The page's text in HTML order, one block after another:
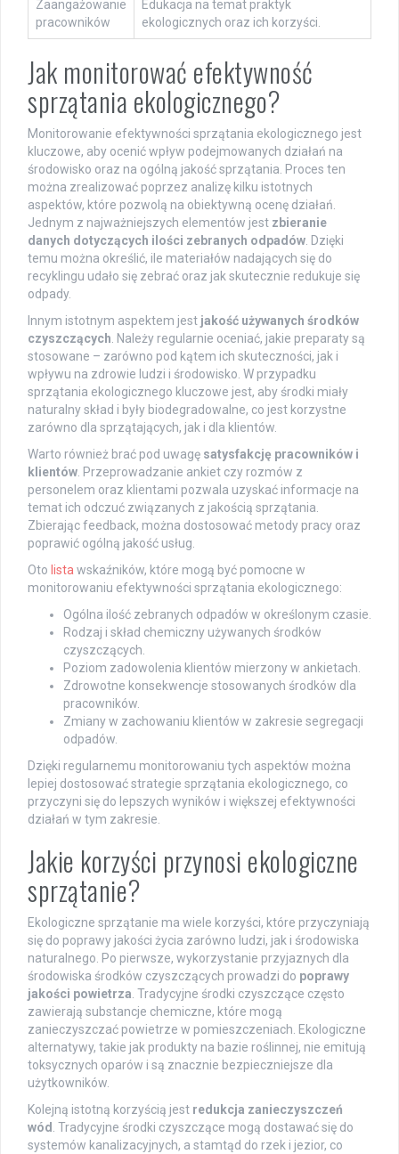
Zaangażowanie
pracowników
Edukacja na temat praktyk
ekologicznych oraz ich korzyści.
Jak monitorować efektywność
sprzątania ekologicznego?
Monitorowanie efektywności sprzątania ekologicznego jest
kluczowe, aby ocenić wpływ podejmowanych działań na
środowisko oraz na ogólną jakość sprzątania. Proces ten
można zrealizować poprzez analizę kilku istotnych
aspektów, które pozwolą na obiektywną ocenę działań.
Jednym z najważniejszych elementów jest zbieranie
danych dotyczących ilości zebranych odpadów . Dzięki
temu można określić, ile materiałów nadających się do
recyklingu udało się zebrać oraz jak skutecznie redukuje się
odpady.
Innym istotnym aspektem jest jakość używanych środków
czyszczących . Należy regularnie oceniać, jakie preparaty są
stosowane – zarówno pod kątem ich skuteczności, jak i
wpływu na zdrowie ludzi i środowisko. W przypadku
sprzątania ekologicznego kluczowe jest, aby środki miały
naturalny skład i były biodegradowalne, co jest korzystne
zarówno dla sprzątających, jak i dla klientów.
Warto również brać pod uwagę satysfakcję pracowników i
klientów . Przeprowadzanie ankiet czy rozmów z
personelem oraz klientami pozwala uzyskać informacje na
temat ich odczuć związanych z jakością sprzątania.
Zbierając feedback, można dostosować metody pracy oraz
poprawić ogólną jakość usług.
Oto lista wskaźników, które mogą być pomocne w
monitorowaniu efektywności sprzątania ekologicznego:
Ogólna ilość zebranych odpadów w określonym czasie.
Rodzaj i skład chemiczny używanych środków
czyszczących.
Poziom zadowolenia klientów mierzony w ankietach.
Zdrowotne konsekwencje stosowanych środków dla
pracowników.
Zmiany w zachowaniu klientów w zakresie segregacji
odpadów.
Dzięki regularnemu monitorowaniu tych aspektów można
lepiej dostosować strategie sprzątania ekologicznego, co
przyczyni się do lepszych wyników i większej efektywności
działań w tym zakresie.
Jakie korzyści przynosi ekologiczne
sprzątanie?
Ekologiczne sprzątanie ma wiele korzyści, które przyczyniają
się do poprawy jakości życia zarówno ludzi, jak i środowiska
naturalnego. Po pierwsze, wykorzystanie przyjaznych dla
środowiska środków czyszczących prowadzi do poprawy
jakości powietrza . Tradycyjne środki czyszczące często
zawierają substancje chemiczne, które mogą
zanieczyszczać powietrze w pomieszczeniach. Ekologiczne
alternatywy, takie jak produkty na bazie roślinnej, nie emitują
toksycznych oparów i są znacznie bezpieczniejsze dla
użytkowników.
Kolejną istotną korzyścią jest redukcja zanieczyszczeń
wód . Tradycyjne środki czyszczące mogą dostawać się do
systemów kanalizacyjnych, a stamtąd do rzek i jezior, co